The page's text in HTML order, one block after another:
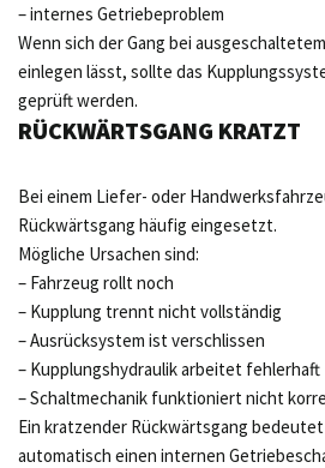
– internes Getriebeproblem
Wenn sich der Gang bei
einlegen lässt, sollte das
geprüft werden.
RÜCKWÄRTSGANG KRATZT
Bei einem Liefer- oder
Rückwärtsgang häufig eingesetzt.
Mögliche Ursachen sind:
– Fahrzeug rollt noch
– Kupplung trennt nicht vollständig
– Ausrücksystem ist verschlissen
– Kupplungshydraulik arbeitet fehlerhaft
– Schaltmechanik funktioniert nicht
Ein kratzender Rückwärtsgang
automatisch einen internen